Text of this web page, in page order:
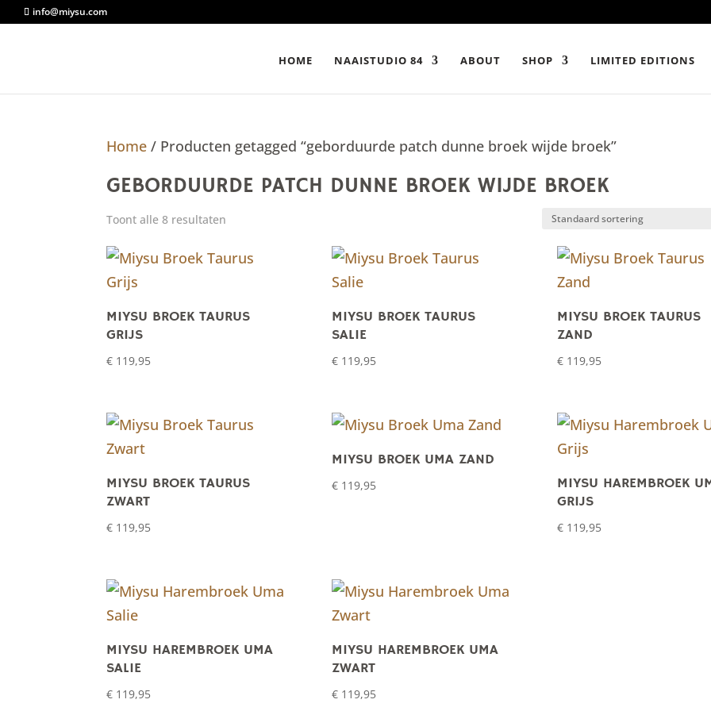
info@miysu.com
HOME NAAISTUDIO 84 ABOUT SHOP LIMITED EDITIONS
Home / Producten getagged “geborduurde patch dunne broek wijde broek”
GEBORDUURDE PATCH DUNNE BROEK WIJDE BROEK
Toont alle 8 resultaten
MIYSU BROEK TAURUS
GRIJS
€ 119,95
MIYSU BROEK TAURUS
SALIE
€119,95
MIYSU BROEK TAURUS
ZAND
€119,95
MIYSU BROEK TAURUS
ZWART
€ 119,95
MIYSU BROEK UMA ZAND
€119,95
MIYSU HAREMBROEK
GRIJS
€119,95
MIYSU HAREMBROEK UMA
SALIE
€ 119,95
MIYSU HAREMBROEK UMA
ZWART
€119,95